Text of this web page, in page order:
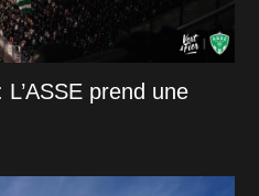
prend une